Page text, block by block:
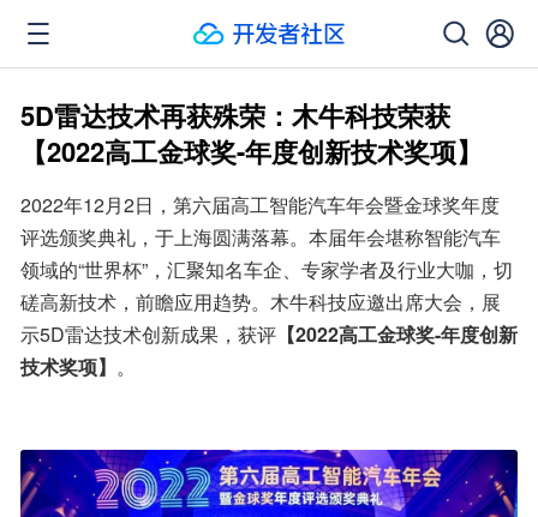
5D雷达技术再获殊荣：木牛科技荣获
【2022高工金球奖-年度创新技术奖项】
2022年12月2日，第六届高工智能汽车年会暨金球奖年度
评选颁奖典礼，于上海圆满落幕。本届年会堪称智能汽车
领域的“世界杯”，汇聚知名车企、专家学者及行业大咖，切
磋高新技术，前瞻应用趋势。木牛科技应邀出席大会，展
示5D雷达技术创新成果，获评 【2022高工金球奖-年度创新
技术奖项】 。